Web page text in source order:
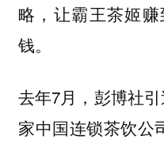
略，让霸王茶姬
钱。
去年7月，彭博社
家中国连锁茶饮公